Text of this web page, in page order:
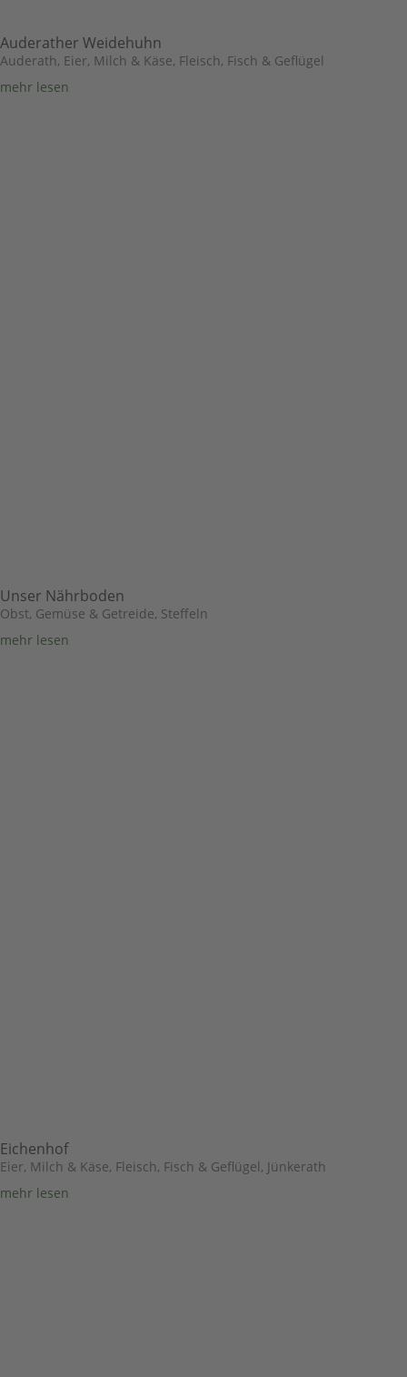
Auderather Weidehuhn
Auderath, Eier, Milch & Käse, Fleisch, Fisch & Geflügel
mehr lesen
Unser Nährboden
Obst, Gemüse & Getreide, Steffeln
mehr lesen
Eichenhof
Eier, Milch & Käse, Fleisch, Fisch & Geflügel, Jünkerath
mehr lesen